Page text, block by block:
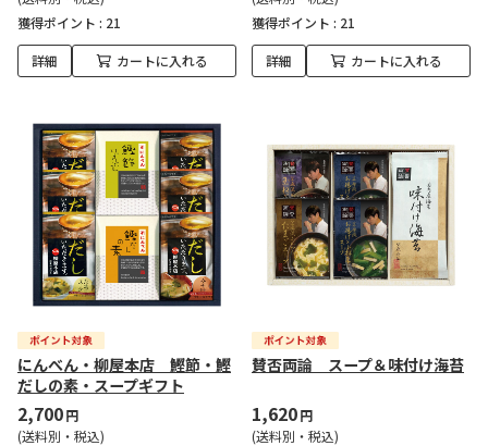
獲得ポイント : 21
詳細 カートに入れる
獲得ポイント : 21
詳細 カートに入れる
にんべん・柳屋本店 鰹節・鰹
だしの素・スープギフト
2,700円
(送料別・税込)
賛否両論 スープ＆味付け海苔
1,620円
(送料別・税込)